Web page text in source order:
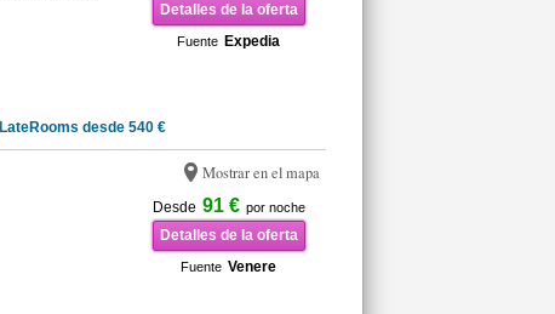
Detalles de la oferta
Fuente Expedia
LateRooms desde 540 €
Mostrar en el mapa
Desde 91 € por noche
Detalles de la oferta
Fuente Venere